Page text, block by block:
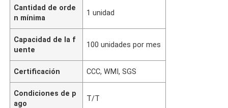
Cantidad de orde
n mínima
1 unidad
Capacidad de la f
uente
100 unidades por mes
Certificación CCC, WMI, SGS
Condiciones de p
ago
T/T